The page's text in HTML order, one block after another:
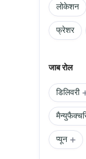
लोकेशन
फ्रेशर
जाब रोल
डिलिवरी
प्यून